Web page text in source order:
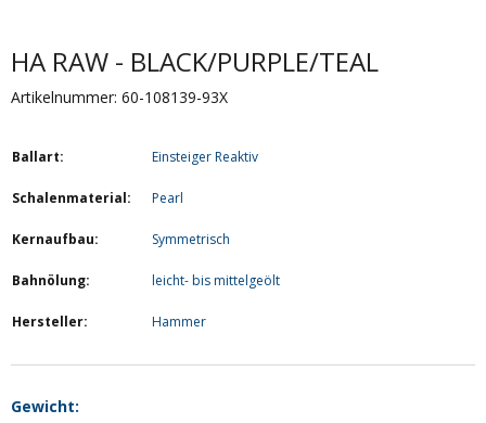
HA RAW - BLACK/PURPLE/TEAL
Artikelnummer: 60-108139-93X
Ballart: Einsteiger Reaktiv
Schalenmaterial: Pearl
Kernaufbau: Symmetrisch
Bahnölung: leicht- bis mittelgeölt
Hersteller: Hammer
Gewicht: